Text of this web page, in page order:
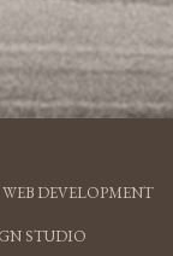
WEB DEVELOPMENT
STUDIO